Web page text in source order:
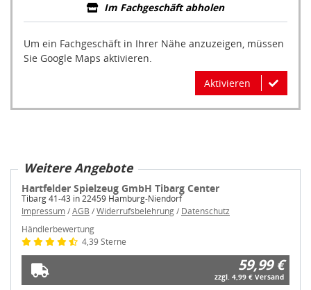
Im Fachgeschäft abholen
Um ein Fachgeschäft in Ihrer Nähe anzuzeigen, müssen
Sie Google Maps aktivieren.
Aktivieren
Weitere Angebote
Hartfelder Spielzeug GmbH Tibarg Center
Tibarg 41-43 in 22459 Hamburg-Niendorf
Impressum/AGB /Widerrufsbelehrung/ Datenschutz
Händlerbewertung
4,39 Sterne
59,99 €
zzgl. 4,99 € Versand